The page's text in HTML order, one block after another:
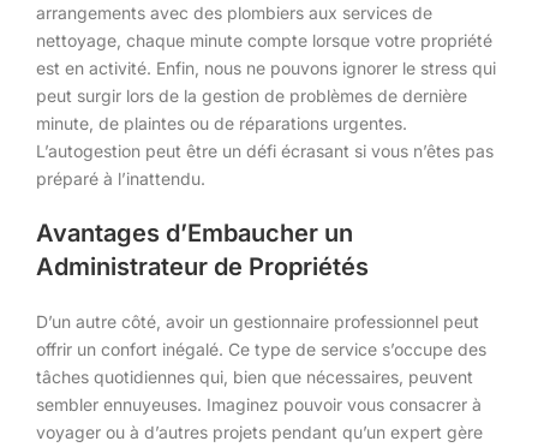
arrangements avec des plombiers aux services de
nettoyage, chaque minute compte lorsque votre propriété
est en activité. Enfin, nous ne pouvons ignorer le stress qui
peut surgir lors de la gestion de problèmes de dernière
minute, de plaintes ou de réparations urgentes.
L’autogestion peut être un défi écrasant si vous n’êtes pas
préparé à l’inattendu.
Avantages d’Embaucher un
Administrateur de Propriétés
D’un autre côté, avoir un gestionnaire professionnel peut
offrir un confort inégalé. Ce type de service s’occupe des
tâches quotidiennes qui, bien que nécessaires, peuvent
sembler ennuyeuses. Imaginez pouvoir vous consacrer à
voyager ou à d’autres projets pendant qu’un expert gère